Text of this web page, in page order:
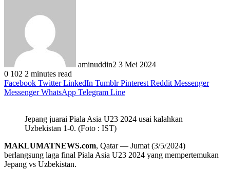
aminuddin2 3 Mei 2024
0 102 2 minutes read
Facebook Twitter LinkedIn Tumblr Pinterest Reddit Messenger
Messenger WhatsApp Telegram Line
Jepang juarai Piala Asia U23 2024 usai kalahkan
Uzbekistan 1-0. (Foto : IST)
MAKLUMATNEWS.com, Qatar — Jumat (3/5/2024)
berlangsung laga final Piala Asia U23 2024 yang mempertemukan
Jepang vs Uzbekistan.